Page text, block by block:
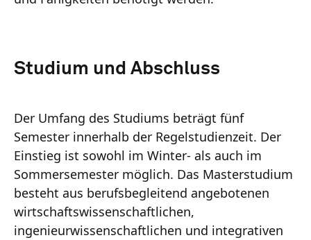
Studium und Abschluss
Der Umfang des Studiums beträgt fünf
Semester innerhalb der Regelstudienzeit. Der
Einstieg ist sowohl im Winter- als auch im
Sommersemester möglich. Das Masterstudium
besteht aus berufsbegleitend angebotenen
wirtschaftswissenschaftlichen,
ingenieurwissenschaftlichen und integrativen